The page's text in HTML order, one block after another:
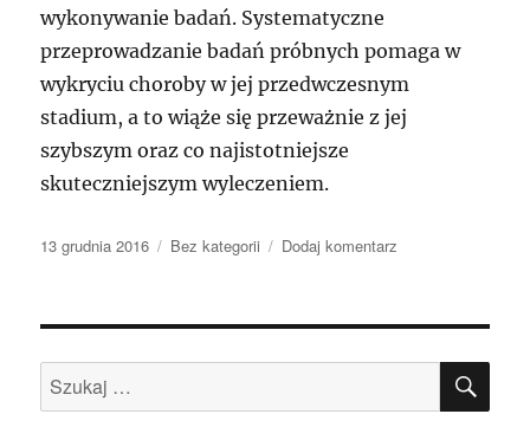
wykonywanie badań. Systematyczne
przeprowadzanie badań próbnych pomaga w
wykryciu choroby w jej przedwczesnym
stadium, a to wiąże się przeważnie z jej
szybszym oraz co najistotniejsze
skuteczniejszym wyleczeniem.
Data
13 grudnia 2016 Kategorie
Bez kategorii Dodaj komentarz
wieku
się
menopauza
Szukaj: